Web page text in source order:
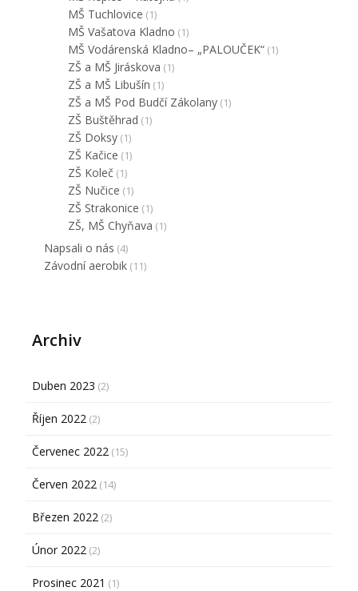
MŠ Tuchlovice (1)
MŠ Vašatova Kladno (1)
MŠ Vodárenská Kladno– „PALOUČEK“ (1)
ZŠ a MŠ Jiráskova (1)
ZŠ a MŠ Libušín (1)
ZŠ a MŠ Pod Budčí Zákolany (1)
ZŠ Buštěhrad (1)
ZŠ Doksy (1)
ZŠ Kačice (1)
ZŠ Koleč (1)
ZŠ Nučice (1)
ZŠ Strakonice (1)
ZŠ, MŠ Chyňava (1)
Napsali o nás (4)
Závodní aerobik (11)
Archiv
Duben 2023 (2)
Říjen 2022 (2)
Červenec 2022 (15)
Červen 2022 (14)
Březen 2022 (2)
Únor 2022 (2)
Prosinec 2021 (1)